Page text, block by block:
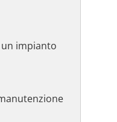
impianto